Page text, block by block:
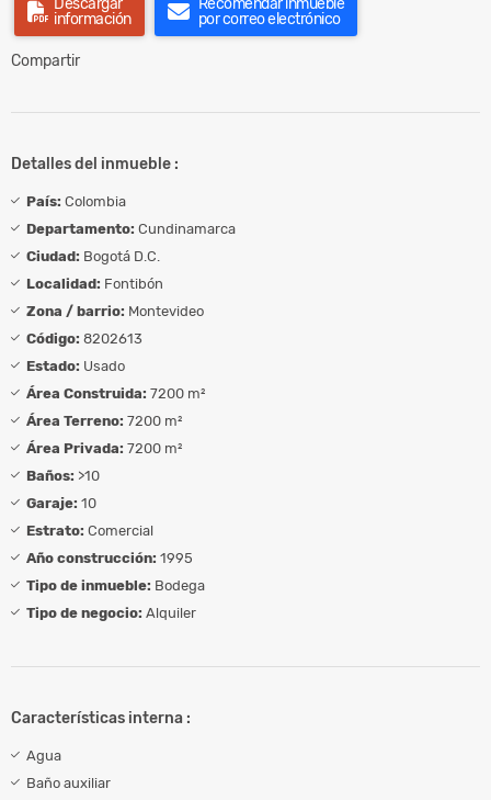
Descargar
información
Recomendar inmueble
por correo electrónico
Compartir
Detalles del inmueble :
País: Colombia
Departamento: Cundinamarca
Ciudad: Bogotá D.C.
Localidad: Fontibón
Zona / barrio: Montevideo
Código: 8202613
Estado: Usado
Área Construida: 7200 m²
Área Terreno: 7200 m²
Área Privada: 7200 m²
Baños: >10
Garaje: 10
Estrato: Comercial
Año construcción: 1995
Tipo de inmueble: Bodega
Tipo de negocio: Alquiler
Características interna :
Agua
Baño auxiliar